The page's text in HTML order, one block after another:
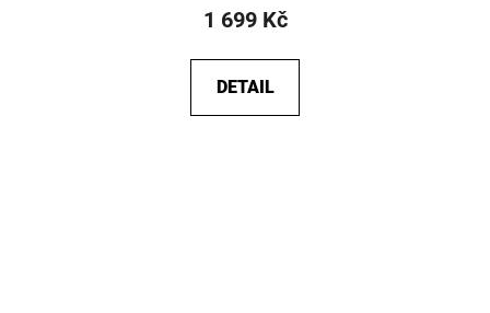
1 699 Kč
DETAIL